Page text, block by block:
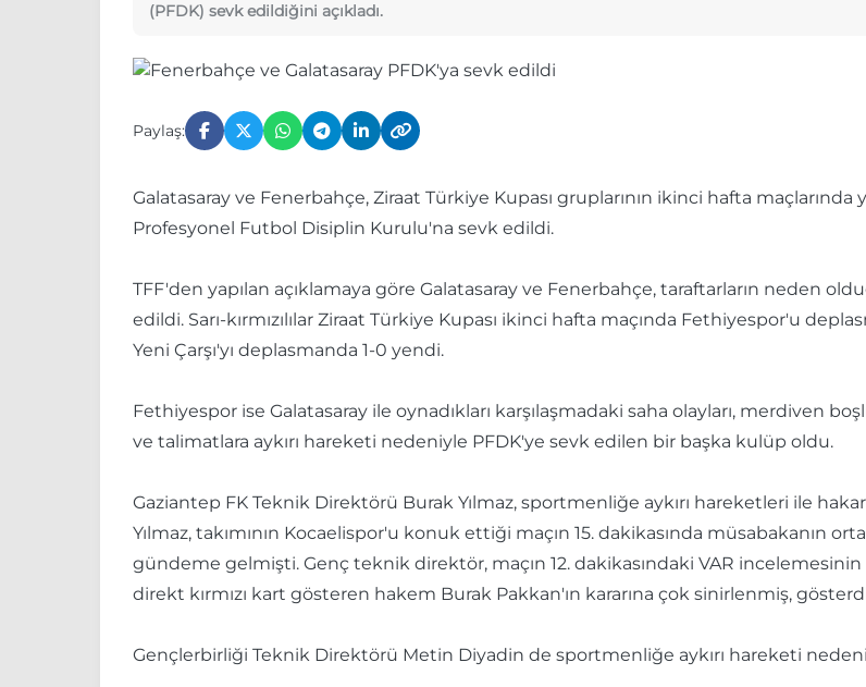
(PFDK) sevk edildiğini açıkladı.
Paylaş:
Galatasaray ve Fenerbahçe, Ziraat Türkiye Kupası gruplarının ikinci hafta
Profesyonel Futbol Disiplin Kurulu'na sevk edildi.
TFF'den yapılan açıklamaya göre Galatasaray ve Fenerbahçe, taraftarların neden
edildi. Sarı-kırmızılılar Ziraat Türkiye Kupası ikinci hafta maçında Fethiyespor'u
Yeni Çarşı'yı deplasmanda 1-0 yendi.
Fethiyespor ise Galatasaray ile oynadıkları karşılaşmadaki saha olayları, merdiven
ve talimatlara aykırı hareketi nedeniyle PFDK'ye sevk edilen bir başka kulüp oldu.
Gaziantep FK Teknik Direktörü Burak Yılmaz, sportmenliğe aykırı hareketleri ile
Yılmaz, takımının Kocaelispor'u konuk ettiği maçın 15. dakikasında müsabakanın
gündeme gelmişti. Genç teknik direktör, maçın 12. dakikasındaki VAR incelemesinin
direkt kırmızı kart gösteren hakem Burak Pakkan'ın kararına çok sinirlenmiş,
Gençlerbirliği Teknik Direktörü Metin Diyadin de sportmenliğe aykırı hareketi